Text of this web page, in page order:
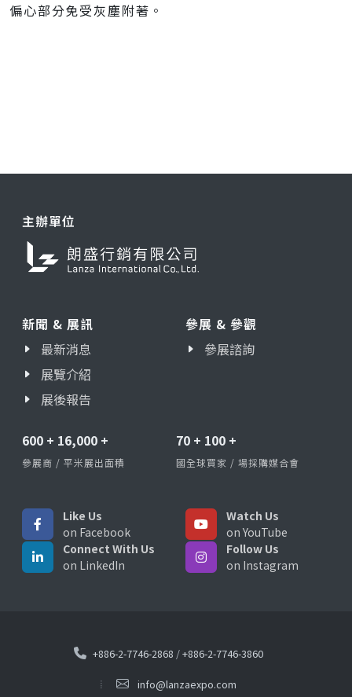
偏心部分免受灰塵附著。
主辦單位
新聞 & 展訊
最新消息
展覽介紹
展後報告
參展 & 參觀
參展諮詢
600 + 16,000 +
參展商 / 平米展出面積
70 + 100 +
國全球買家 / 場採購媒合會
Like Us
on Facebook
Watch Us
on YouTube
Connect With Us
on LinkedIn
Follow Us
on Instagram
+886-2-7746-2868 /+886-2-7746-3860
info@lanzaexpo.com